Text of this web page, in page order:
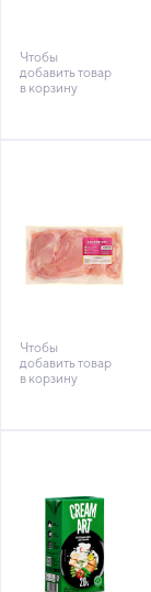
Чтобы
добавить товар
в корзину
Чтобы
добавить товар
в корзину